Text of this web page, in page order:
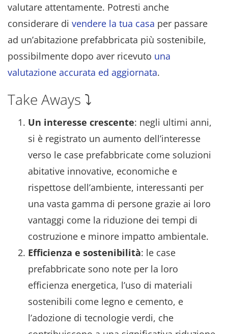
valutare attentamente. Potresti anche
considerare di vendere la tua casa per passare
ad un’abitazione prefabbricata più sostenibile,
possibilmente dopo aver ricevuto una
valutazione accurata ed aggiornata.
Take Aways ⤵️
Un interesse crescente: negli ultimi anni,
si è registrato un aumento dell’interesse
verso le case prefabbricate come soluzioni
abitative innovative, economiche e
rispettose dell’ambiente, interessanti per
una vasta gamma di persone grazie ai loro
vantaggi come la riduzione dei tempi di
costruzione e minore impatto ambientale.
Efficienza e sostenibilità: le case
prefabbricate sono note per la loro
efficienza energetica, l’uso di materiali
sostenibili come legno e cemento, e
l’adozione di tecnologie verdi, che